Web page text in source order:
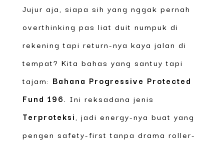
Jujur aja, siapa sih yang nggak pernah
overthinking pas liat duit numpuk di
rekening tapi return-nya kaya jalan di
tempat? Kita bahas yang santuy tapi
tajam: Bahana Progressive Protected
Fund 196. Ini reksadana jenis
Terproteksi , jadi energy-nya buat yang
pengen safety-first tanpa drama roller-